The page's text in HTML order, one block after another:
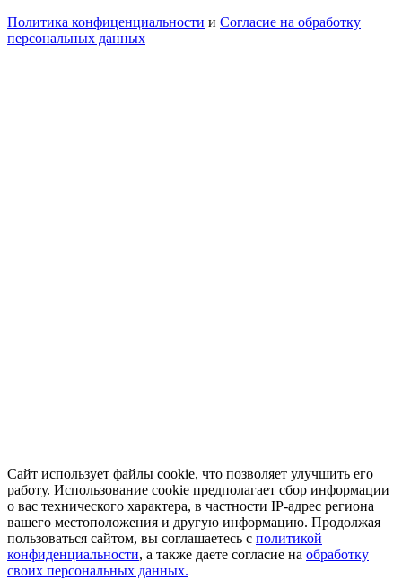
Политика конфиценциальности и Согласие на обработку
персональных данных
Сайт использует файлы cookie, что позволяет улучшить его
работу. Использование cookie предполагает сбор информации
о вас технического характера, в частности IP-адрес региона
вашего местоположения и другую информацию. Продолжая
пользоваться сайтом, вы соглашаетесь с политикой
конфиденциальности, а также даете согласие на обработку
своих персональных данных.